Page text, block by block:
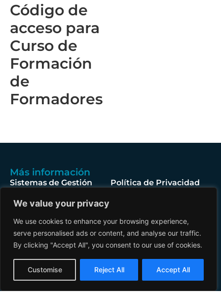
We value your privacy
We use cookies to enhance your browsing experience,
serve personalised ads or content, and analyse our traffic.
By clicking "Accept All", you consent to our use of cookies.
Customise Reject All Accept All
Código de
acceso para
Curso de
Formación
de
Formadores
Más información
Sistemas de Gestión
Responsabilidad Social
Corporativa
Política de Privacidad
Condiciones Generales
de la contratación
Síguenos
Solicita tu presupuesto
English